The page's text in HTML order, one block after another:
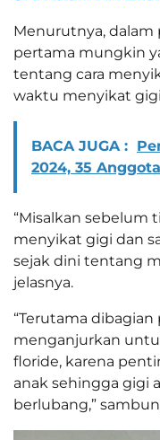
Menurutnya, dalam
pertama mungkin
tentang cara
waktu menyikat
BACA JUGA :
2024, 35
“Misalkan
menyikat gigi dan
sejak dini tentang
jelasnya.
“Terutama
menganjurkan
floride, karena
anak sehingga gigi
berlubang,”